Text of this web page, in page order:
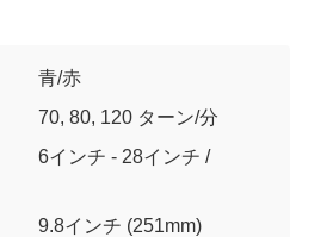
青/赤
70, 80, 120 ターン/分
6インチ - 28インチ /
9.8インチ (251mm)